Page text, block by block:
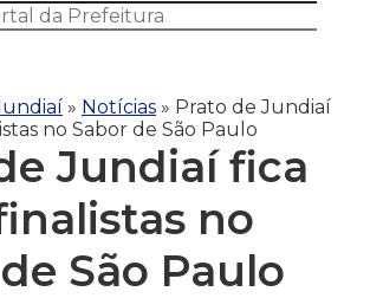
» Notícias » Prato de Jundiaí
no Sabor de São Paulo
Jundiaí fica
no
São Paulo